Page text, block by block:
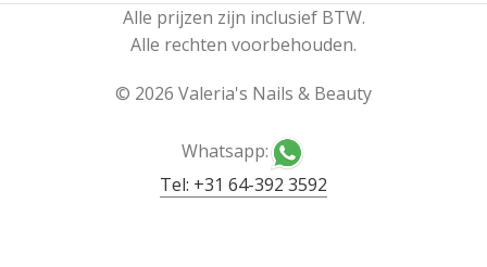
Alle prijzen zijn inclusief BTW.
Alle rechten voorbehouden.
© 2026 Valeria's Nails & Beauty
Whatsapp:
Tel: +31 64-392 3592